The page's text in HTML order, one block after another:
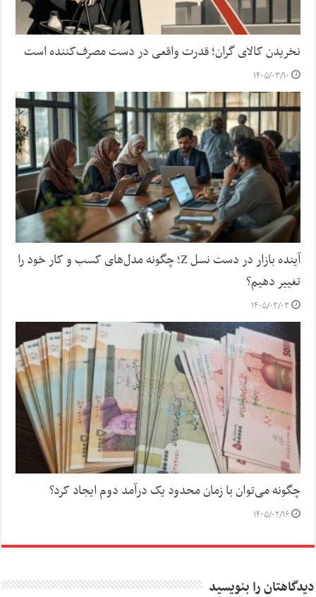
نخریدن کالای گران؛ قدرت واقعی در دست مصرف‌کننده است
۱۴۰۵/۰۳/۱۰
آینده بازار در دست نسل Z؛ چگونه مدل‌های کسب‌ و کار خود را
تغییر دهیم؟
۱۴۰۵/۰۳/۰۳
چگونه می‌توان با زمان محدود یک درآمد دوم ایجاد کرد؟
۱۴۰۵/۰۲/۱۶
دیدگاهتان را بنویسید